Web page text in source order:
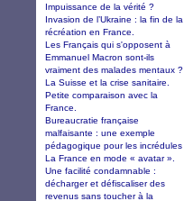
Impuissance de la vérité ?
Invasion de l’Ukraine : la fin de la
récréation en France.
Les Français qui s'opposent à
Emmanuel Macron sont-ils
vraiment des malades mentaux ?
La Suisse et la crise sanitaire.
Petite comparaison avec la
France.
Bureaucratie française
malfaisante : une exemple
pédagogique pour les incrédules
La France en mode « avatar ».
Une facilité condamnable :
décharger et défiscaliser des
revenus sans toucher à la